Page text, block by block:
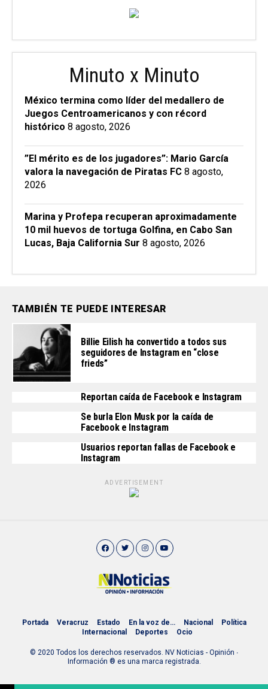
Minuto x Minuto
México termina como líder del medallero de
Juegos Centroamericanos y con récord
histórico 8 agosto, 2026
”El mérito es de los jugadores”: Mario García
valora la navegación de Piratas FC 8 agosto,
2026
Marina y Profepa recuperan aproximadamente
10 mil huevos de tortuga Golfina, en Cabo San
Lucas, Baja California Sur 8 agosto, 2026
TAMBIÉN TE PUEDE INTERESAR
Billie Eilish ha convertido a todos sus
seguidores de Instagram en “close
frieds”
Reportan caída de Facebook e Instagram
Se burla Elon Musk por la caída de
Facebook e Instagram
Usuarios reportan fallas de Facebook e
Instagram
ADVERTISEMENT
Portada Veracruz Estado En la voz de… Nacional
Política
Internacional
Deportes Ocio
© 2020 Todos los derechos reservados. NV Noticias - Opinión ∙
Información ® es una marca registrada.